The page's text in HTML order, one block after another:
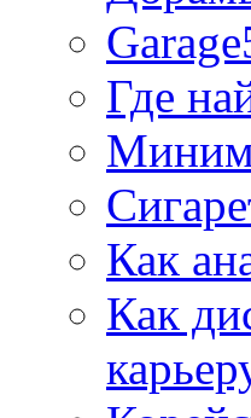
Где
Как
Как